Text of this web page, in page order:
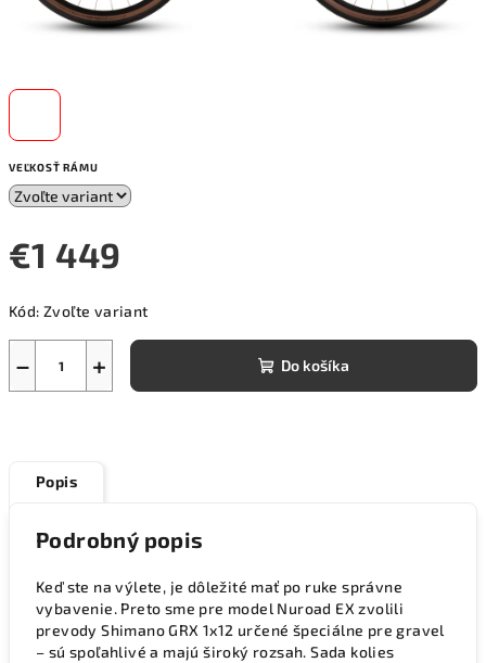
VEĽKOSŤ RÁMU
€1 449
cena:
Kód: Zvoľte variant
+
− Do košíka
Popis
Podrobný popis
Keď ste na výlete, je dôležité mať po ruke správne
vybavenie. Preto sme pre model Nuroad EX zvolili
prevody Shimano GRX 1x12 určené špeciálne pre gravel
– sú spoľahlivé a majú široký rozsah. Sada kolies